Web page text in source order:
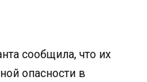
сообщила, что их
опасности в